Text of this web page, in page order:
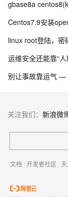
Centos7.9安装
linux root登陆，
运维安全还能靠“
别让事故靠运气 —
关注我们： 新浪微
文档 | 开发者社区 |